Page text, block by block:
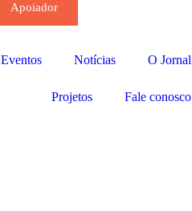
Apoiador
Eventos Notícias O Jornal
Projetos Fale conosco